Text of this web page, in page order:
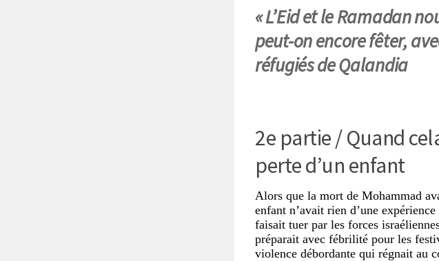
« L’Eid et le Ramadan
peut-on encore fêter,
réfugiés de Qalandia
2e partie / Quand
perte d’un enfant
Alors que la mort de Mohammad
enfant n’avait rien d’une
faisait tuer par les forces
préparait avec fébrilité pour les
violence débordante qui régnait au